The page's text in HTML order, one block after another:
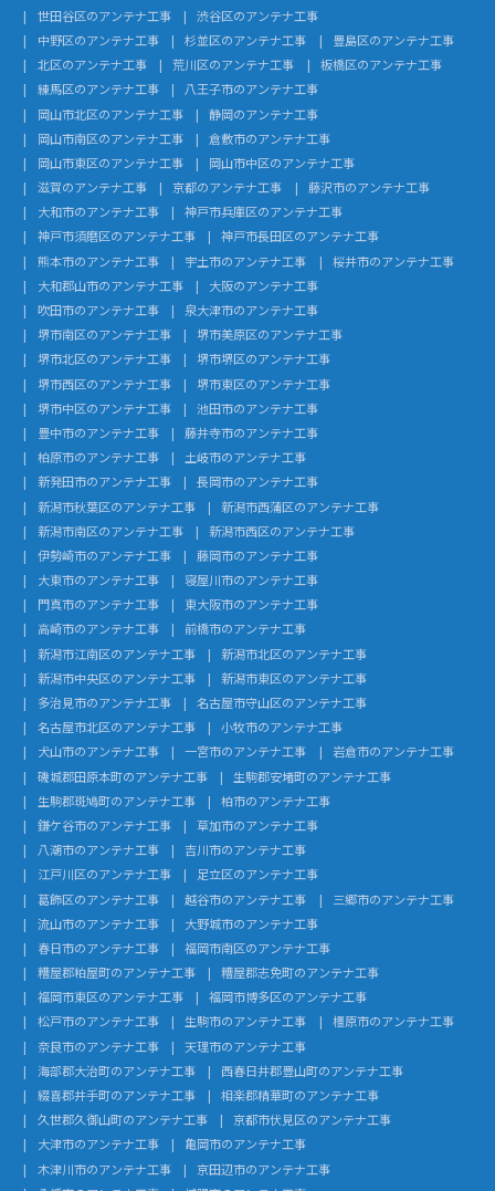
世田谷区のアンテナ工事
渋谷区のアンテナ工事
中野区のアンテナ工事
杉並区のアンテナ工事
豊島区のアンテナ工事
北区のアンテナ工事
荒川区のアンテナ工事
板橋区のアンテナ工事
練馬区のアンテナ工事
八王子市のアンテナ工事
岡山市北区のアンテナ工事
静岡のアンテナ工事
岡山市南区のアンテナ工事
倉敷市のアンテナ工事
岡山市東区のアンテナ工事
岡山市中区のアンテナ工事
滋賀のアンテナ工事
京都のアンテナ工事
藤沢市のアンテナ工事
大和市のアンテナ工事
神戸市兵庫区のアンテナ工事
神戸市須磨区のアンテナ工事
神戸市長田区のアンテナ工事
熊本市のアンテナ工事
宇土市のアンテナ工事
桜井市のアンテナ工事
大和郡山市のアンテナ工事
大阪のアンテナ工事
吹田市のアンテナ工事
泉大津市のアンテナ工事
堺市南区のアンテナ工事
堺市美原区のアンテナ工事
堺市北区のアンテナ工事
堺市堺区のアンテナ工事
堺市西区のアンテナ工事
堺市東区のアンテナ工事
堺市中区のアンテナ工事
池田市のアンテナ工事
豊中市のアンテナ工事
藤井寺市のアンテナ工事
柏原市のアンテナ工事
土岐市のアンテナ工事
新発田市のアンテナ工事
長岡市のアンテナ工事
新潟市秋葉区のアンテナ工事
新潟市西蒲区のアンテナ工事
新潟市南区のアンテナ工事
新潟市西区のアンテナ工事
伊勢崎市のアンテナ工事
藤岡市のアンテナ工事
大東市のアンテナ工事
寝屋川市のアンテナ工事
門真市のアンテナ工事
東大阪市のアンテナ工事
高崎市のアンテナ工事
前橋市のアンテナ工事
新潟市江南区のアンテナ工事
新潟市北区のアンテナ工事
新潟市中央区のアンテナ工事
新潟市東区のアンテナ工事
多治見市のアンテナ工事
名古屋市守山区のアンテナ工事
名古屋市北区のアンテナ工事
小牧市のアンテナ工事
犬山市のアンテナ工事
一宮市のアンテナ工事
岩倉市のアンテナ工事
磯城郡田原本町のアンテナ工事
生駒郡安堵町のアンテナ工事
生駒郡斑鳩町のアンテナ工事
柏市のアンテナ工事
鎌ケ谷市のアンテナ工事
草加市のアンテナ工事
八潮市のアンテナ工事
吉川市のアンテナ工事
江戸川区のアンテナ工事
足立区のアンテナ工事
葛飾区のアンテナ工事
越谷市のアンテナ工事
三郷市のアンテナ工事
流山市のアンテナ工事
大野城市のアンテナ工事
春日市のアンテナ工事
福岡市南区のアンテナ工事
糟屋郡粕屋町のアンテナ工事
糟屋郡志免町のアンテナ工事
福岡市東区のアンテナ工事
福岡市博多区のアンテナ工事
松戸市のアンテナ工事
生駒市のアンテナ工事
橿原市のアンテナ工事
奈良市のアンテナ工事
天理市のアンテナ工事
海部郡大治町のアンテナ工事
西春日井郡豊山町のアンテナ工事
綴喜郡井手町のアンテナ工事
相楽郡精華町のアンテナ工事
久世郡久御山町のアンテナ工事
京都市伏見区のアンテナ工事
大津市のアンテナ工事
亀岡市のアンテナ工事
木津川市のアンテナ工事
京田辺市のアンテナ工事